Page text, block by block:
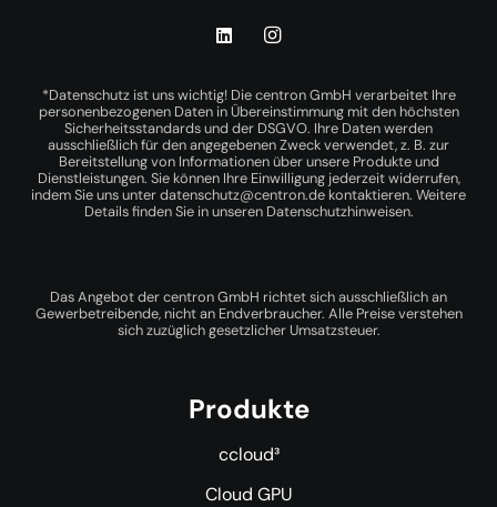
*Datenschutz ist uns wichtig! Die centron GmbH verarbeitet Ihre
personenbezogenen Daten in Übereinstimmung mit den höchsten
Sicherheitsstandards und der DSGVO. Ihre Daten werden
ausschließlich für den angegebenen Zweck verwendet, z. B. zur
Bereitstellung von Informationen über unsere Produkte und
Dienstleistungen. Sie können Ihre Einwilligung jederzeit widerrufen,
indem Sie uns unterdatenschutz@centron.de kontaktieren. Weitere
Details finden Sie in unseren Datenschutzhinweisen.
Das Angebot der centron GmbH richtet sich ausschließlich an
Gewerbetreibende, nicht an Endverbraucher. Alle Preise verstehen
sich zuzüglich gesetzlicher Umsatzsteuer.
Produkte
ccloud³
Cloud GPU